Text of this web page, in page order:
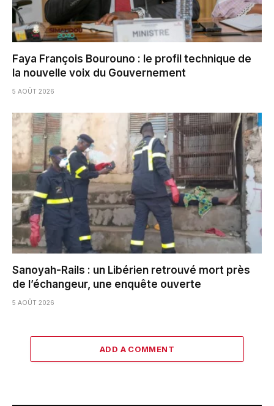
Faya François Bourouno : le profil technique de
la nouvelle voix du Gouvernement
5 AOÛT 2026
Sanoyah-Rails : un Libérien retrouvé mort près
de l’échangeur, une enquête ouverte
5 AOÛT 2026
ADD A COMMENT